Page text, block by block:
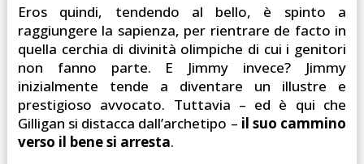
Eros quindi, tendendo al bello, è spinto a
raggiungere la sapienza, per rientrare de facto in
quella cerchia di divinità olimpiche di cui i genitori
non fanno parte. E Jimmy invece? Jimmy
inizialmente tende a diventare un illustre e
prestigioso avvocato. Tuttavia – ed è qui che
Gilligan si distacca dall’archetipo – il suo cammino
verso il bene si arresta.